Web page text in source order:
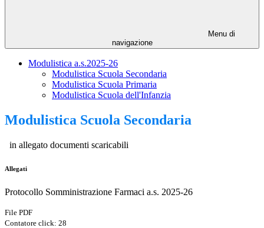
Menu di
navigazione
Modulistica a.s.2025-26
Modulistica Scuola Secondaria
Modulistica Scuola Primaria
Modulistica Scuola dell'Infanzia
Modulistica Scuola Secondaria
in allegato documenti scaricabili
Allegati
Protocollo Somministrazione Farmaci a.s. 2025-26
File PDF
Contatore click: 28